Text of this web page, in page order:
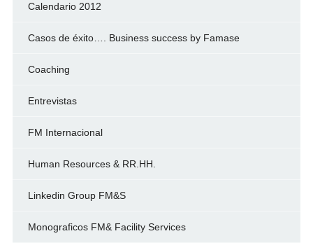
Calendario 2012
Casos de éxito…. Business success by Famase
Coaching
Entrevistas
FM Internacional
Human Resources & RR.HH.
Linkedin Group FM&S
Monograficos FM& Facility Services